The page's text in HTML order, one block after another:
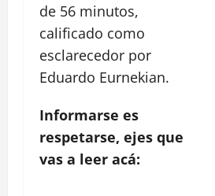
de 56 minutos,
calificado como
esclarecedor por
Eduardo Eurnekian.
Informarse es
respetarse, ejes que
vas a leer acá: